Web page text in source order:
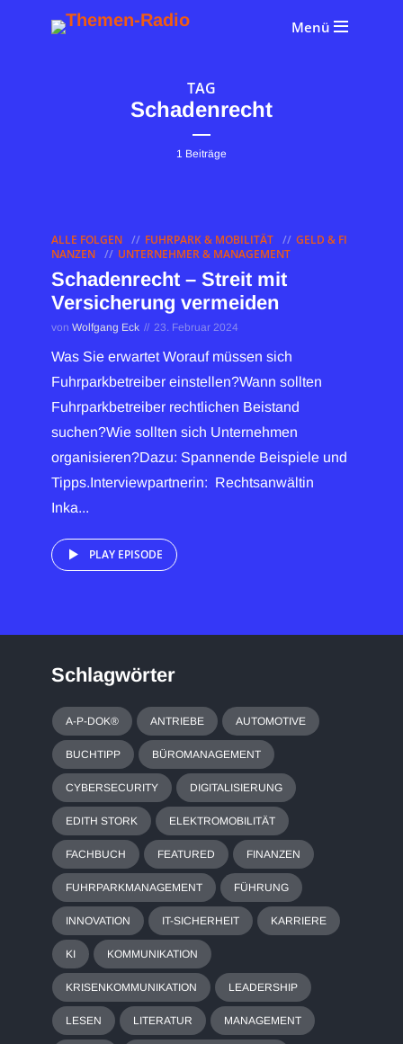
Menü
TAG
Schadenrecht
1 Beiträge
ALLE FOLGEN FUHRPARK & MOBILITÄT
GELD & FI
NANZEN
UNTERNEHMER & MANAGEMENT
Schadenrecht – Streit mit
Versicherung vermeiden
von Wolfgang Eck 23. Februar 2024
Was Sie erwartet Worauf müssen sich
Fuhrparkbetreiber einstellen?Wann sollten
Fuhrparkbetreiber rechtlichen Beistand
suchen?Wie sollten sich Unternehmen
organisieren?Dazu: Spannende Beispiele und
Tipps.Interviewpartnerin: Rechtsanwältin
Inka...
PLAY EPISODE
Schlagwörter
A-P-DOK® ANTRIEBE AUTOMOTIVE
BUCHTIPP BÜROMANAGEMENT
CYBERSECURITY DIGITALISIERUNG
EDITH STORK ELEKTROMOBILITÄT
FACHBUCH FEATURED FINANZEN
FUHRPARKMANAGEMENT FÜHRUNG
INNOVATION IT-SICHERHEIT KARRIERE
KI KOMMUNIKATION
KRISENKOMMUNIKATION LEADERSHIP
LESEN LITERATUR MANAGEMENT